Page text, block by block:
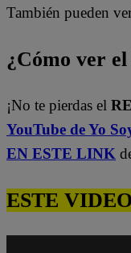
También pueden
¿Cómo ver
¡No te pierdas el
YouTube de Yo
EN ESTE LINK
ESTE